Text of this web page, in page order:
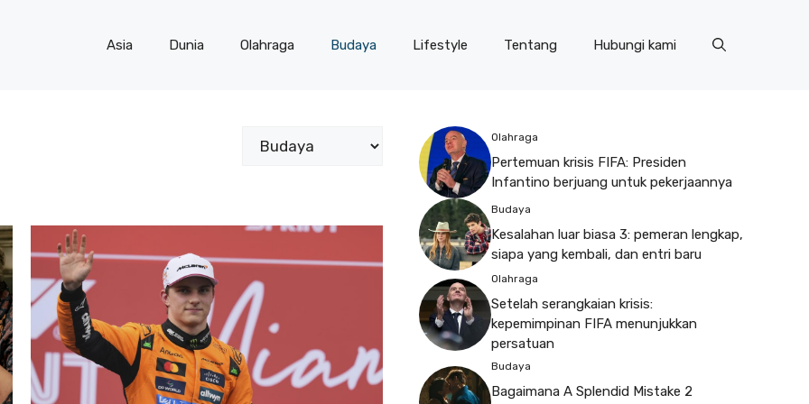
Asia Dunia Olahraga Budaya Lifestyle Tentang Hubungi kami
Kategori Olahraga
Pertemuan krisis FIFA: Presiden
Infantino berjuang untuk pekerjaannya
Budaya
Kesalahan luar biasa 3: pemeran lengkap,
siapa yang kembali, dan entri baru
Olahraga
Setelah serangkaian krisis:
kepemimpinan FIFA menunjukkan
persatuan
Budaya
Bagaimana A Splendid Mistake 2